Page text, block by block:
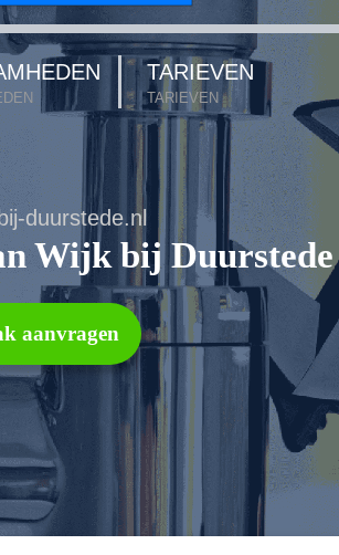
TARIEVEN
TARIEVEN
duurstede.nl
Wijk bij Duurstede
aanvragen